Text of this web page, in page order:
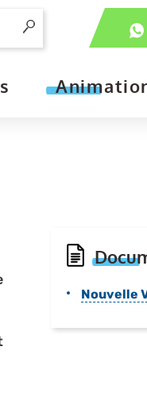
Nouvelle